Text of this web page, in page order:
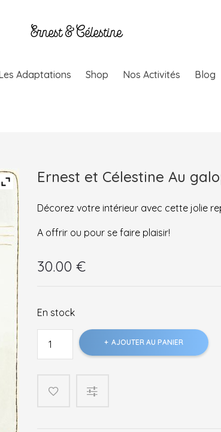
Adaptations Shop Nos Activités Blog
Ernest et Célestine Au
Décorez votre intérieur avec cette jolie
A offrir ou pour se faire plaisir!
30.00 €
En stock
Célestine
AJOUTER AU PANIER